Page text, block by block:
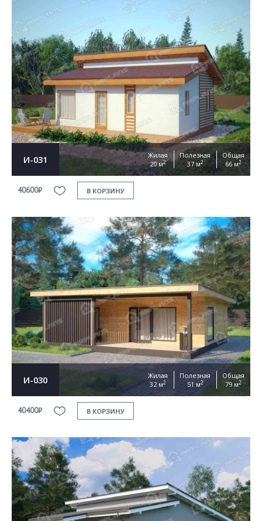
И-031
Жилая
20 м2
Полезная
37 м2
Общая
66 м2
40600₽ В КОРЗИНУ
И-030
Жилая
32 м2
Полезная
51 м2
Общая
79 м2
40400₽ В КОРЗИНУ